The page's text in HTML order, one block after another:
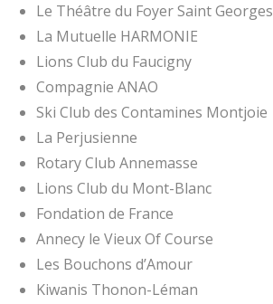
Le Théâtre du Foyer Saint Georges
La Mutuelle HARMONIE
Lions Club du Faucigny
Compagnie ANAO
Ski Club des Contamines Montjoie
La Perjusienne
Rotary Club Annemasse
Lions Club du Mont-Blanc
Fondation de France
Annecy le Vieux Of Course
Les Bouchons d’Amour
Kiwanis Thonon-Léman